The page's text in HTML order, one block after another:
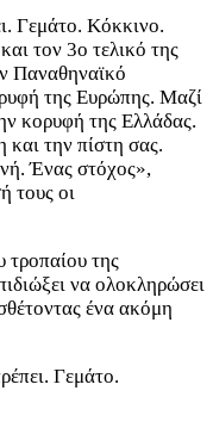
Γεμάτο. Κόκκινο.
τον 3ο τελικό της
Παναθηναϊκό
της Ευρώπης. Μαζί
κορυφή της Ελλάδας.
και την πίστη σας.
Ένας στόχος»,
τους οι
της
να ολοκληρώσει
ένα ακόμη
Γεμάτο.